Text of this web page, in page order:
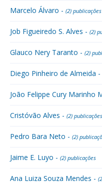
Marcelo Álvaro - (2) publicações
Job Figueiredo S. Alves - (2)
Glauco Nery Taranto - (2)
Diego Pinheiro de Almeida -
João Felippe Cury Marinho
Cristóvão Alves - (2) publicações
Pedro Bara Neto - (2)
Jaime E. Luyo - (2) publicações
Ana Luiza Souza Mendes -